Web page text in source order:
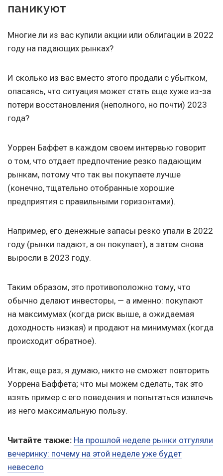
паникуют
Многие ли из вас купили акции или облигации в 2022
году на падающих рынках?
И сколько из вас вместо этого продали с убытком,
опасаясь, что ситуация может стать еще хуже из-за
потери восстановления (неполного, но почти) 2023
года?
Уоррен Баффет в каждом своем интервью говорит
о том, что отдает предпочтение резко падающим
рынкам, потому что так вы покупаете лучше
(конечно, тщательно отобранные хорошие
предприятия с правильными горизонтами).
Например, его денежные запасы резко упали в 2022
году (рынки падают, а он покупает), а затем снова
выросли в 2023 году.
Таким образом, это противоположно тому, что
обычно делают инвесторы, — а именно: покупают
на максимумах (когда риск выше, а ожидаемая
доходность низкая) и продают на минимумах (когда
происходит обратное).
Итак, еще раз, я думаю, никто не сможет повторить
Уоррена Баффета; что мы можем сделать, так это
взять пример с его поведения и попытаться извлечь
из него максимальную пользу.
Читайте также: На прошлой неделе рынки отгуляли
вечеринку: почему на этой неделе уже будет
невесело